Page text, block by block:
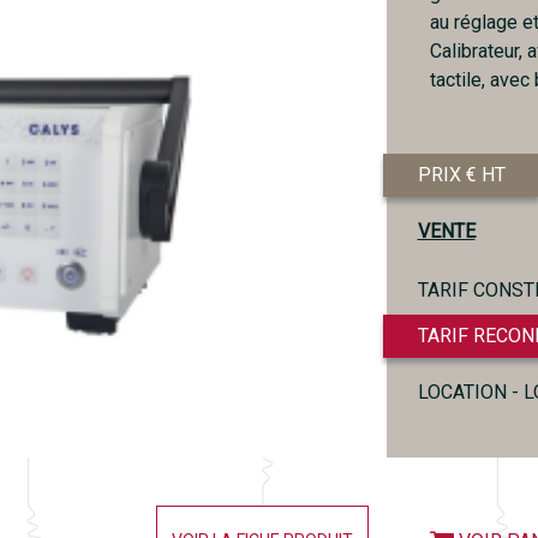
au réglage
Calibrateur,
tactile, avec
PRIX € HT
VENTE
TARIF
TARIF
LOCATION -